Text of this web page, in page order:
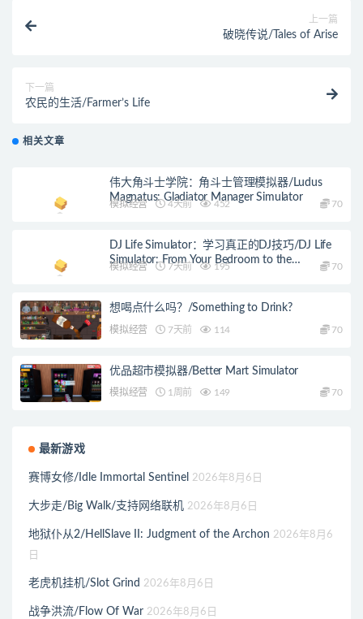
上一篇
破晓传说/Tales of Arise
下一篇
农民的生活/Farmer’s Life
相关文章
伟大角斗士学院：角斗士管理模拟器/Ludus
Magnatus: Gladiator Manager Simulator
模拟经营 4天前 452 70
DJ Life Simulator：学习真正的DJ技巧/DJ Life
Simulator: From Your Bedroom to the
模拟经营 7天前 195 70
想喝点什么吗？/Something to Drink?
模拟经营 7天前 114 70
优品超市模拟器/Better Mart Simulator
模拟经营 1周前 149 70
最新游戏
赛博女修/Idle Immortal Sentinel 2026年8月6日
大步走/Big Walk/支持网络联机 2026年8月6日
地狱仆从2/HellSlave II: Judgment of the Archon 2026年8月6
日
老虎机挂机/Slot Grind 2026年8月6日
战争洪流/Flow Of War 2026年8月6日